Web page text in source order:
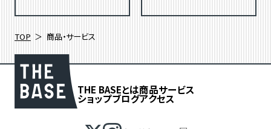
TOP 商品・サービス
THE BASEとは商品サービス
ショップブログアクセス